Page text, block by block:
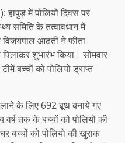
में पोलियो दिवस पर
समिति के तत्वावधान में
विजयपाल आढ़ती ने फीता
शुभारंभ किया। सोमवार
बच्चों को पोलियो ड्राप्त
के लिए 692 बूथ बनाये गए
तक के बच्चों को पोलियो की
बच्चों को पोलियो की खुराक